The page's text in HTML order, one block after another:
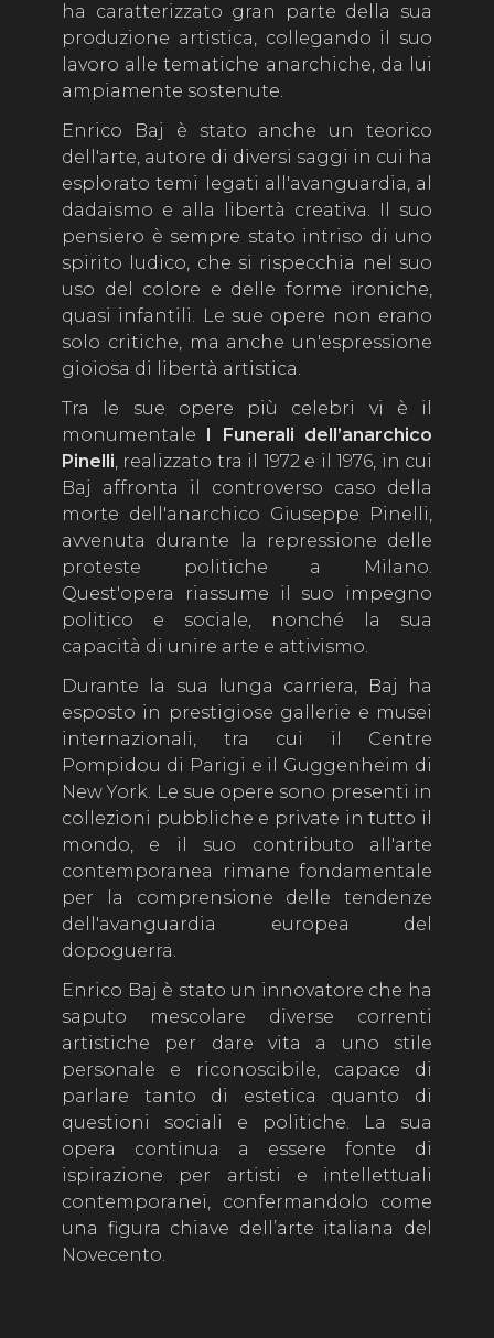
ha caratterizzato gran parte della sua
produzione artistica, collegando il suo
lavoro alle tematiche anarchiche, da lui
ampiamente sostenute.
Enrico Baj è stato anche un teorico
dell'arte, autore di diversi saggi in cui ha
esplorato temi legati all'avanguardia, al
dadaismo e alla libertà creativa. Il suo
pensiero è sempre stato intriso di uno
spirito ludico, che si rispecchia nel suo
uso del colore e delle forme ironiche,
quasi infantili. Le sue opere non erano
solo critiche, ma anche un'espressione
gioiosa di libertà artistica.
Tra le sue opere più celebri vi è il
monumentale
I Funerali dell’anarchico
Pinelli, realizzato tra il 1972 e il 1976, in cui
Baj affronta il controverso caso della
morte dell'anarchico Giuseppe Pinelli,
avvenuta durante la repressione delle
proteste politiche a Milano.
Quest'opera riassume il suo impegno
politico e sociale, nonché la sua
capacità di unire arte e attivismo.
Durante la sua lunga carriera, Baj ha
esposto in prestigiose gallerie e musei
internazionali, tra cui il Centre
Pompidou di Parigi e il Guggenheim di
New York. Le sue opere sono presenti in
collezioni pubbliche e private in tutto il
mondo, e il suo contributo all'arte
contemporanea rimane fondamentale
per la comprensione delle tendenze
dell'avanguardia europea del
dopoguerra.
Enrico Baj è stato un innovatore che ha
saputo mescolare diverse correnti
artistiche per dare vita a uno stile
personale e riconoscibile, capace di
parlare tanto di estetica quanto di
questioni sociali e politiche. La sua
opera continua a essere fonte di
ispirazione per artisti e intellettuali
contemporanei, confermandolo come
una figura chiave dell’arte italiana del
Novecento.